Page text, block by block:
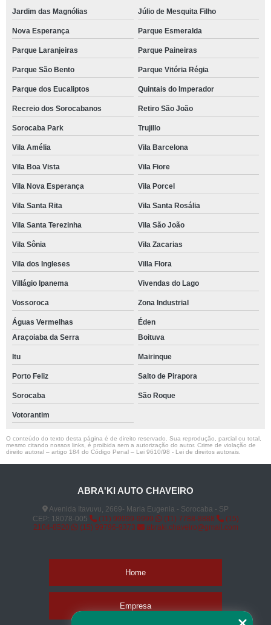
Jardim das Magnólias Júlio de Mesquita Filho
Nova Esperança Parque Esmeralda
Parque Laranjeiras Parque Paineiras
Parque São Bento Parque Vitória Régia
Parque dos Eucaliptos Quintais do Imperador
Recreio dos Sorocabanos Retiro São João
Sorocaba Park Trujillo
Vila Amélia Vila Barcelona
Vila Boa Vista Vila Fiore
Vila Nova Esperança Vila Porcel
Vila Santa Rita Vila Santa Rosália
Vila Santa Terezinha Vila São João
Vila Sônia Vila Zacarias
Vila dos Ingleses Villa Flora
Villágio Ipanema Vivendas do Lago
Vossoroca Zona Industrial
Águas Vermelhas
Éden
Araçoiaba da Serra
Boituva
Itu Mairinque
Porto Feliz Salto de Pirapora
Sorocaba São Roque
Votorantim
O conteúdo do texto desta página é de direito reservado. Sua reprodução, parcial ou total,
mesmo citando nossos links, é proibida sem a autorização do autor. Crime de violação de
direito autoral – artigo 184 do Código Penal – Lei 9610/98 - Lei de direitos autorais
ABRA'KI AUTO CHAVEIRO
Avenida Itavuvu, 2669- Maria Eugenia - Sorocaba - SP
CEP: 18078-005
(11) 99999-9999 (11) 7788-8888
(15)
2104-8520
(15) 99796-9373 abraki.chaveiro@gmail.com
Home
Empresa